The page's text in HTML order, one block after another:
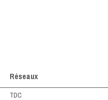
Réseaux
TDC